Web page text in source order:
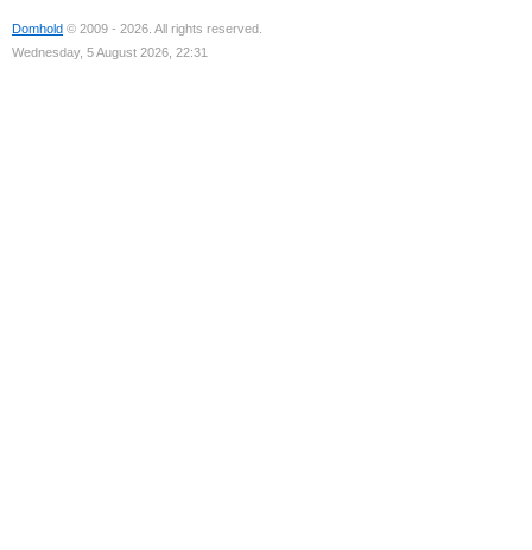
Domhold © 2009 - 2026. All rights reserved.
Wednesday, 5 August 2026, 22:31